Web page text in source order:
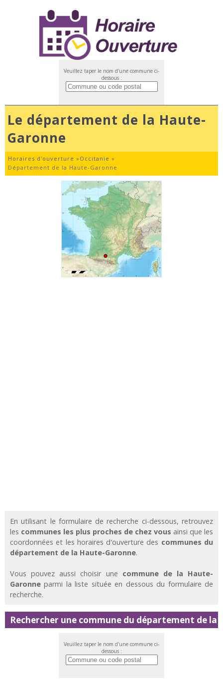
Veuillez taper le nom d'une commune ci-
dessous :
Le département de la Haute-
Garonne
Horaires d'ouverture » Occitanie »
Département de la Haute-Garonne
En utilisant le formulaire de recherche ci-dessous, retrouvez
les communes les plus proches de chez vous ainsi que les
coordonnées et les horaires d'ouverture des communes du
département de la Haute-Garonne.
Vous pouvez aussi choisir une commune de la Haute-
Garonne parmi la liste située en dessous du formulaire de
recherche.
Rechercher une commune du département de la
Veuillez taper le nom d'une commune ci-
dessous :